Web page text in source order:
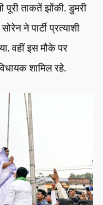
पूरी ताकतें झोंकी. डुमरी
ने पार्टी प्रत्याशी
वहीं इस मौके पर
शामिल रहे.